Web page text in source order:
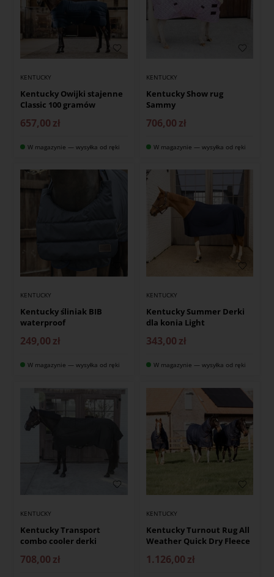
KENTUCKY
Kentucky Owijki stajenne
Classic 100 gramów
657,00 zł
W magazynie — wysyłka od ręki
KENTUCKY
Kentucky Show rug
Sammy
706,00 zł
W magazynie — wysyłka od ręki
KENTUCKY
Kentucky śliniak BIB
waterproof
249,00 zł
W magazynie — wysyłka od ręki
KENTUCKY
Kentucky Summer Derki
dla konia Light
343,00 zł
W magazynie — wysyłka od ręki
KENTUCKY
Kentucky Transport
combo cooler derki
708,00 zł
KENTUCKY
Kentucky Turnout Rug All
Weather Quick Dry Fleece
1.126,00 zł